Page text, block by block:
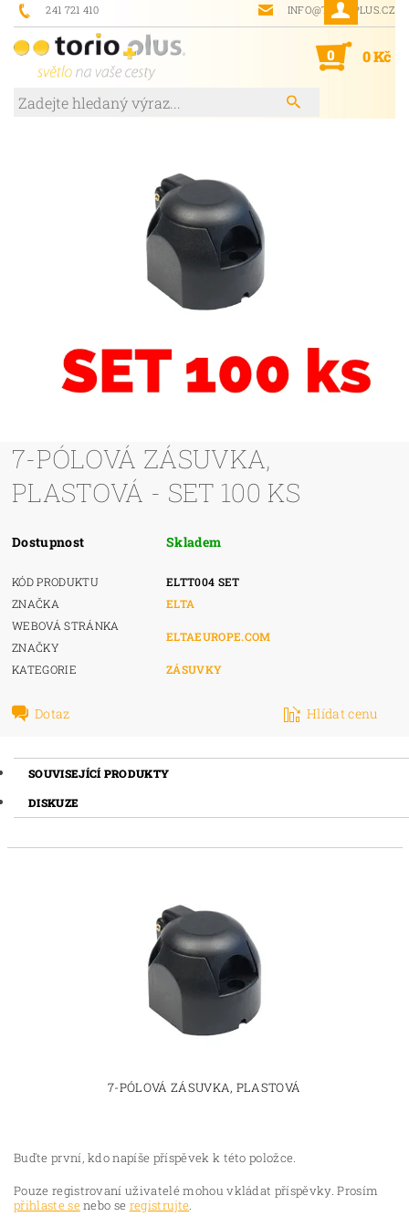
241 721 410 INFO@TORIOPLUS.CZ
0 0 Kč
7-PÓLOVÁ ZÁSUVKA,
PLASTOVÁ - SET 100 KS
Dostupnost Skladem
KÓD PRODUKTU
ELTT004 SET
ZNAČKA
ELTA
WEBOVÁ STRÁNKA
ZNAČKY
ELTAEUROPE.COM
KATEGORIE ZÁSUVKY
Dotaz Hlídat cenu
SOUVISEJÍCÍ PRODUKTY
DISKUZE
7-PÓLOVÁ ZÁSUVKA, PLASTOVÁ
Buďte první, kdo napíše příspěvek k této položce.
Pouze registrovaní uživatelé mohou vkládat příspěvky. Prosím
přihlaste senebo se registrujte.